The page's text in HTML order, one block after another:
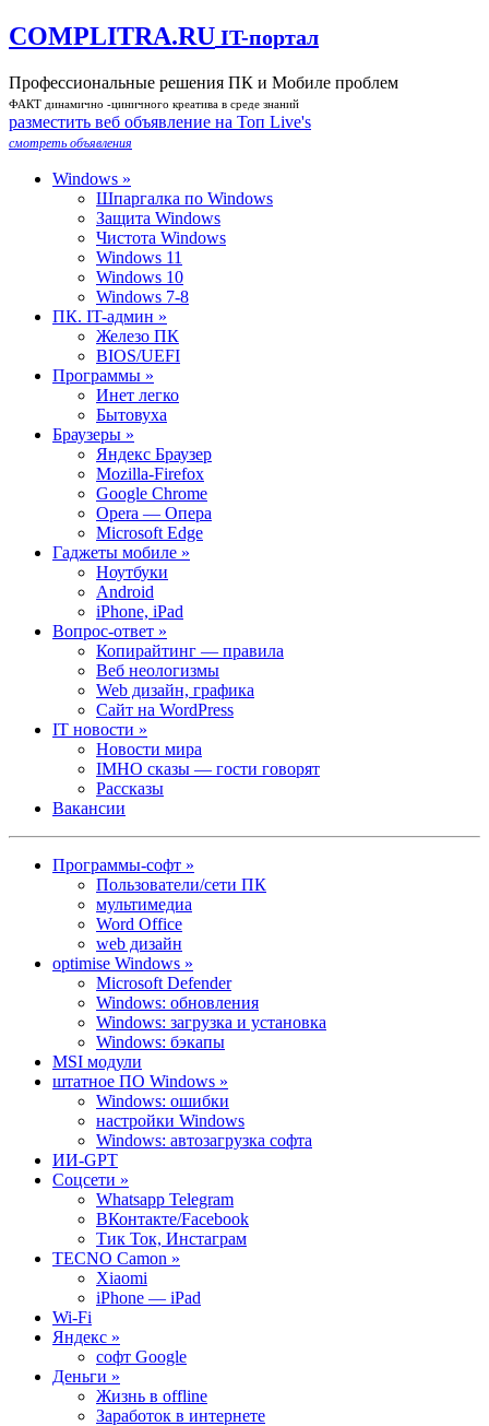
COMPLITRA.RU IT-портал
Профессиональные решения ПК и Мобиле проблем
ФАКТ динамично -циничного креатива в среде знаний
разместить веб объявление на Toп Live's
смотреть объявления
Windows »
Шпаргалка по Windows
Защита Windows
Чистота Windows
Windows 11
Windows 10
Windows 7-8
ПК. IT-админ »
Железо ПК
BIOS/UEFI
Программы »
Инет легко
Бытовуха
Браузеры »
Яндекс Браузер
Mozilla-Firefox
Google Chrome
Opera — Опера
Microsoft Edge
Гаджеты мобиле »
Ноутбуки
Android
iPhone, iPad
Вопрос-ответ »
Копирайтинг — правила
Веб неологизмы
Web дизайн, графика
Сайт на WordPress
IT новости »
Новости мира
IMHO сказы — гости говорят
Рассказы
Вакансии
Программы-софт »
Пользователи/сети ПК
мультимедиа
Word Office
web дизайн
optimise Windows »
Microsoft Defender
Windows: обновления
Windows: загрузка и установка
Windows: бэкапы
MSI модули
штатное ПО Windows »
Windows: ошибки
настройки Windows
Windows: автозагрузка софта
ИИ-GPT
Cоцсети »
Whatsapp Telegram
ВКонтакте/Facebook
Тик Ток, Инстаграм
TECNO Camon »
Xiaomi
iPhone — iPad
Wi-Fi
Яндекс »
софт Google
Деньги »
Жизнь в offline
Заработок в интернете